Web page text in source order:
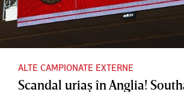
ALTE CAMPIONATE EXTERNE
Scandal uriaş în Anglia!